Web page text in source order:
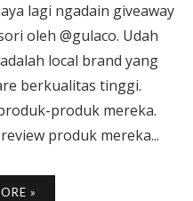
lagi ngadain giveaway
oleh @gulaco. Udah
local brand yang
berkualitas tinggi.
produk mereka.
produk mereka...
»